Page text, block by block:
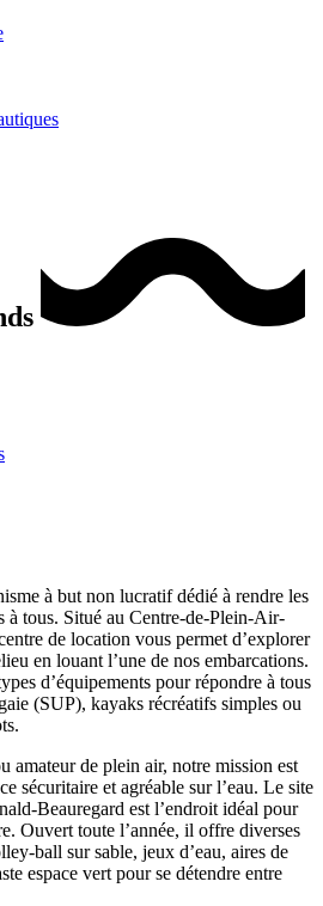
à but non lucratif dédié à rendre les
à tous. Situé au Centre-de-Plein-Air-
de location vous permet d’explorer
en louant l’une de nos embarcations.
d’équipements pour répondre à tous
(SUP), kayaks récréatifs simples ou
amateur de plein air, notre mission est
sécuritaire et agréable sur l’eau. Le site
Beauregard est l’endroit idéal pour
Ouvert toute l’année, il offre diverses
ball sur sable, jeux d’eau, aires de
espace vert pour se détendre entre